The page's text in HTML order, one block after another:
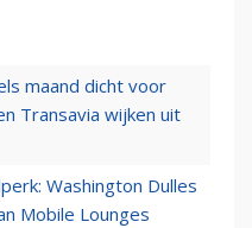
maand dicht voor
Transavia wijken uit
Washington Dulles
Mobile Lounges